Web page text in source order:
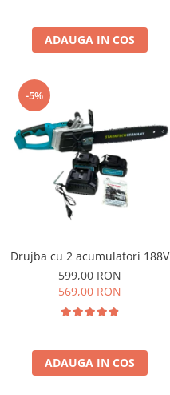
ADAUGA IN COS
-5%
Drujba cu 2 acumulatori 188V
599,00 RON
569,00 RON
ADAUGA IN COS